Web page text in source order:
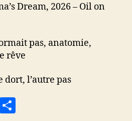
Dream, 2026 – Oil on
pas, anatomie,
rêve
dort, l’autre pas
Pi